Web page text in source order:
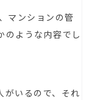
マンションの管
のような内容でし
がいるので、それ